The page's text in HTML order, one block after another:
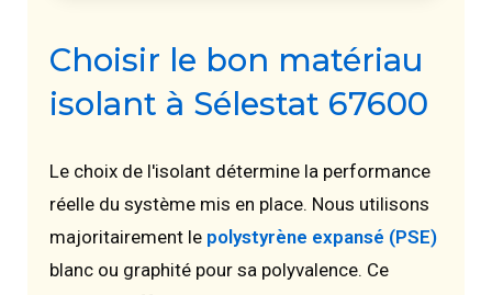
Choisir le bon matériau
isolant à Sélestat 67600
Le choix de l'isolant détermine la performance
réelle du système mis en place. Nous utilisons
majoritairement le polystyrène expansé (PSE)
blanc ou graphité pour sa polyvalence. Ce